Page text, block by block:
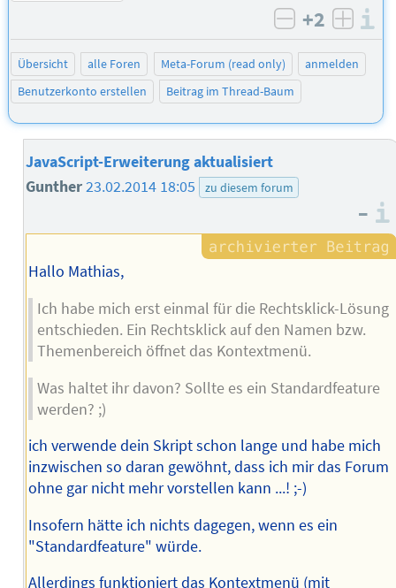
negativ
+2
Übersicht alle Foren Meta-Forum (read only)
anmelden
Benutzerkonto erstellen
Beitrag im Thread-Baum
JavaScript-Erweiterung aktualisiert
Gunther23.02.2014 18:05 zu diesem forum
–
Hallo Mathias,
Ich habe mich erst einmal für die Rechtsklick-Lösung
entschieden. Ein Rechtsklick auf den Namen bzw.
Themenbereich öffnet das Kontextmenü.
Was haltet ihr davon? Sollte es ein Standardfeature
werden? ;)
ich verwende dein Skript schon lange und habe mich
inzwischen so daran gewöhnt, dass ich mir das Forum
ohne gar nicht mehr vorstellen kann ...! ;-)
Insofern hätte ich nichts dagegen, wenn es ein
"Standardfeature" würde.
Allerdings funktioniert das Kontextmenü (mit